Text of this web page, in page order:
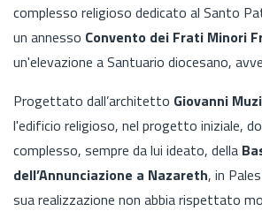
complesso religioso dedicato al Santo
un annesso Convento dei Frati Minori
un'elevazione a Santuario diocesano,
Progettato dall’architetto Giovanni
l'edificio religioso, nel progetto iniziale,
complesso, sempre da lui ideato, della
dell’Annunciazione a Nazareth, in
sua realizzazione non abbia rispettato